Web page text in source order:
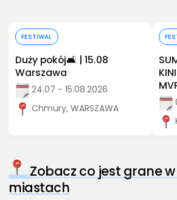
FESTIWAL
Duży pokój🛋️ | 15.08
Warszawa
24.07 - 15.08.2026
Chmury, WARSZAWA
Zobacz co jest grane
miastach